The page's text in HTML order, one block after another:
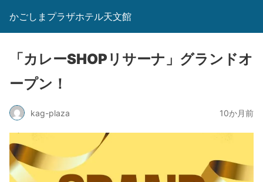
かごしまプラザホテル天文館
「カレーSHOPリサーナ」グランドオ
ープン！
kag-plaza 10か月前